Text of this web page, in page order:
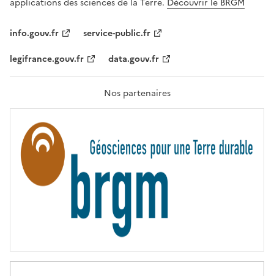
L
F
A
T
R
T
É
applications des sciences de la Terre. Découvrir le BRGM
info.gouv.fr
service-public.fr
legifrance.gouv.fr
data.gouv.fr
Nos partenaires